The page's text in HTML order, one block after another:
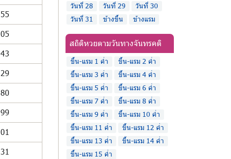
55
05
43
29
80
99
01
31
วันที่ 28
วันที่ 29
วันที่ 30
วันที่ 31
ข้างขึ้น ข้างแรม
สถิติหวยตามวันทางจันทรคติ
ขึ้น-แรม 1 ค่ำ
ขึ้น-แรม 2 ค่ำ
ขึ้น-แรม 3 ค่ำ
ขึ้น-แรม 4 ค่ำ
ขึ้น-แรม 5 ค่ำ
ขึ้น-แรม 6 ค่ำ
ขึ้น-แรม 7 ค่ำ
ขึ้น-แรม 8 ค่ำ
ขึ้น-แรม 9 ค่ำ
ขึ้น-แรม 10 ค่ำ
ขึ้น-แรม 11 ค่ำ
ขึ้น-แรม 12 ค่ำ
ขึ้น-แรม 13 ค่ำ
ขึ้น-แรม 14 ค่ำ
ขึ้น-แรม 15 ค่ำ